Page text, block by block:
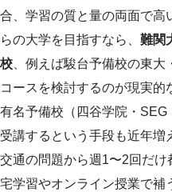
合、学習の質と量の両面で高
らの大学を目指すなら、 難関
校 、例えば駿台予備校の東
コースを検討するのが現実
有名予備校（四谷学院・
受講するという手段も近年増
交通の問題から週1〜2回だ
宅学習やオンライン授業で補